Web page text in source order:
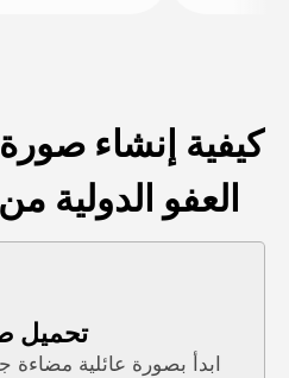
كيفية إنشاء
العفو الدولية
تحميل
ابدأ بصورة عائلية مضاءة